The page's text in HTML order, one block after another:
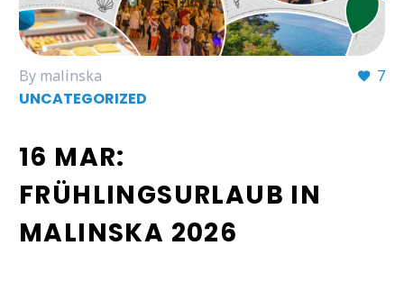
7
By malinska
UNCATEGORIZED
16 MAR:
FRÜHLINGSURLAUB IN
MALINSKA 2026